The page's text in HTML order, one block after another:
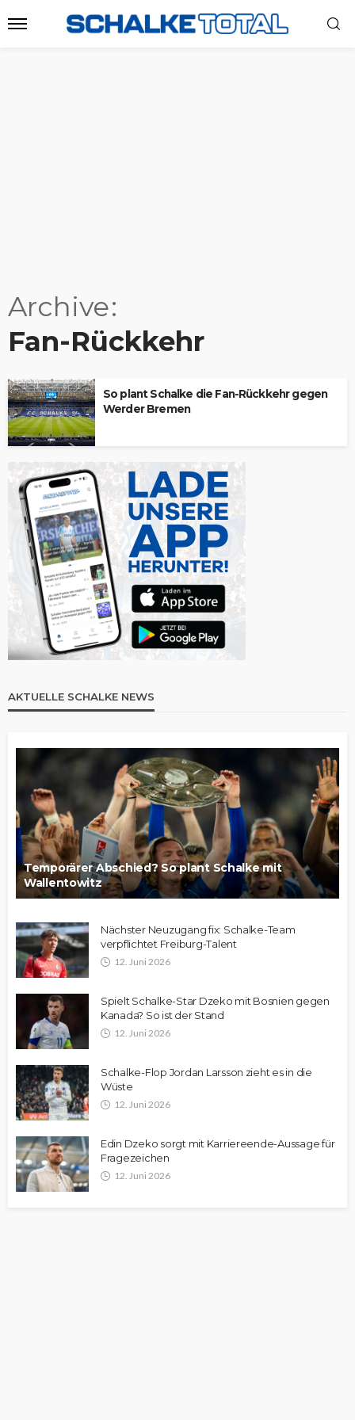
Archive
Fan-Rückkehr
So plant Schalke die Fan-Rückkehr gegen
Werder Bremen
AKTUELLE SCHALKE NEWS
Temporärer Abschied? So plant Schalke mit
Wallentowitz
Nächster Neuzugang fix: Schalke-Team
verpflichtet Freiburg-Talent
12. Juni 2026
Spielt Schalke-Star Dzeko mit Bosnien gegen
Kanada? So ist der Stand
12. Juni 2026
Schalke-Flop Jordan Larsson zieht es in die
Wüste
12. Juni 2026
Edin Dzeko sorgt mit Karriereende-Aussage für
Fragezeichen
12. Juni 2026